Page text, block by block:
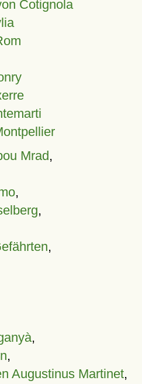
Cotignola
Mrad,
,
,
,
,
,
Augustinus Martinet,